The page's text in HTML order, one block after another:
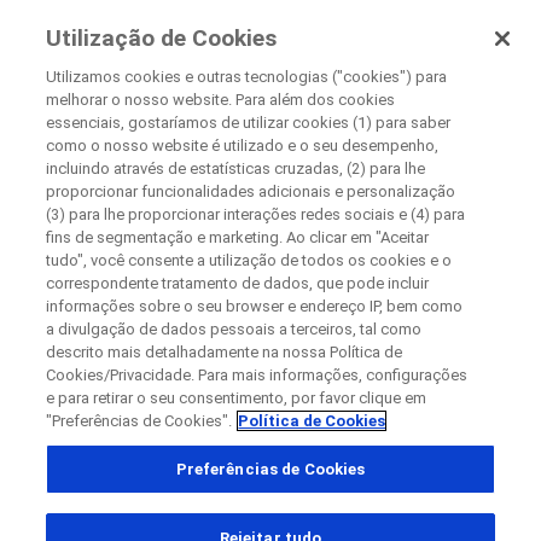
Pesquisa Clínica
Na Roche
Disease Area Overview
Transtorno Respiratório
Asma
Asma
Fechar
Contate a Roche diretamente para dúvidas
País
Brasil, selected
Fechar
Contact the hospital directly
Detalhes pessoais
Primeiro nome
Fechar
Directly contact the sponsor for questions
Fechar
Request a call back
Primeiro nome
Sobrenome
Utilização de Cookies
Utilizamos cookies e outras tecnologias ("cookies") para
melhorar o nosso website. Para além dos cookies
essenciais, gostaríamos de utilizar cookies (1) para saber
como o nosso website é utilizado e o seu desempenho,
incluindo através de estatísticas cruzadas, (2) para lhe
proporcionar funcionalidades adicionais e personalização
(3) para lhe proporcionar interações redes sociais e (4) para
fins de segmentação e marketing. Ao clicar em "Aceitar
tudo", você consente a utilização de todos os cookies e o
correspondente tratamento de dados, que pode incluir
informações sobre o seu browser e endereço IP, bem como
a divulgação de dados pessoais a terceiros, tal como
descrito mais detalhadamente na nossa Política de
Cookies/Privacidade. Para mais informações, configurações
e para retirar o seu consentimento, por favor clique em
"Preferências de Cookies". Política de Cookies
Preferências de Cookies